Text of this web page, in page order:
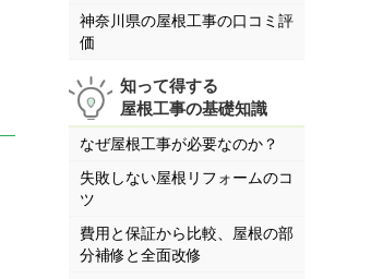
神奈川県の屋根工事の口コミ評
価
知って得する
屋根工事の基礎知識
なぜ屋根工事が必要なのか？
失敗しない屋根リフォームのコ
ツ
費用と保証から比較、屋根の部
分補修と全面改修